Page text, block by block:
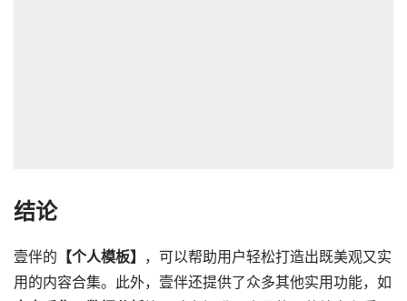
结论
壹伴的 【个人模板】
，可以帮助用户轻松打造出既美观又实
用的内容合集。此外，壹伴还提供了众多其他实用功能，如